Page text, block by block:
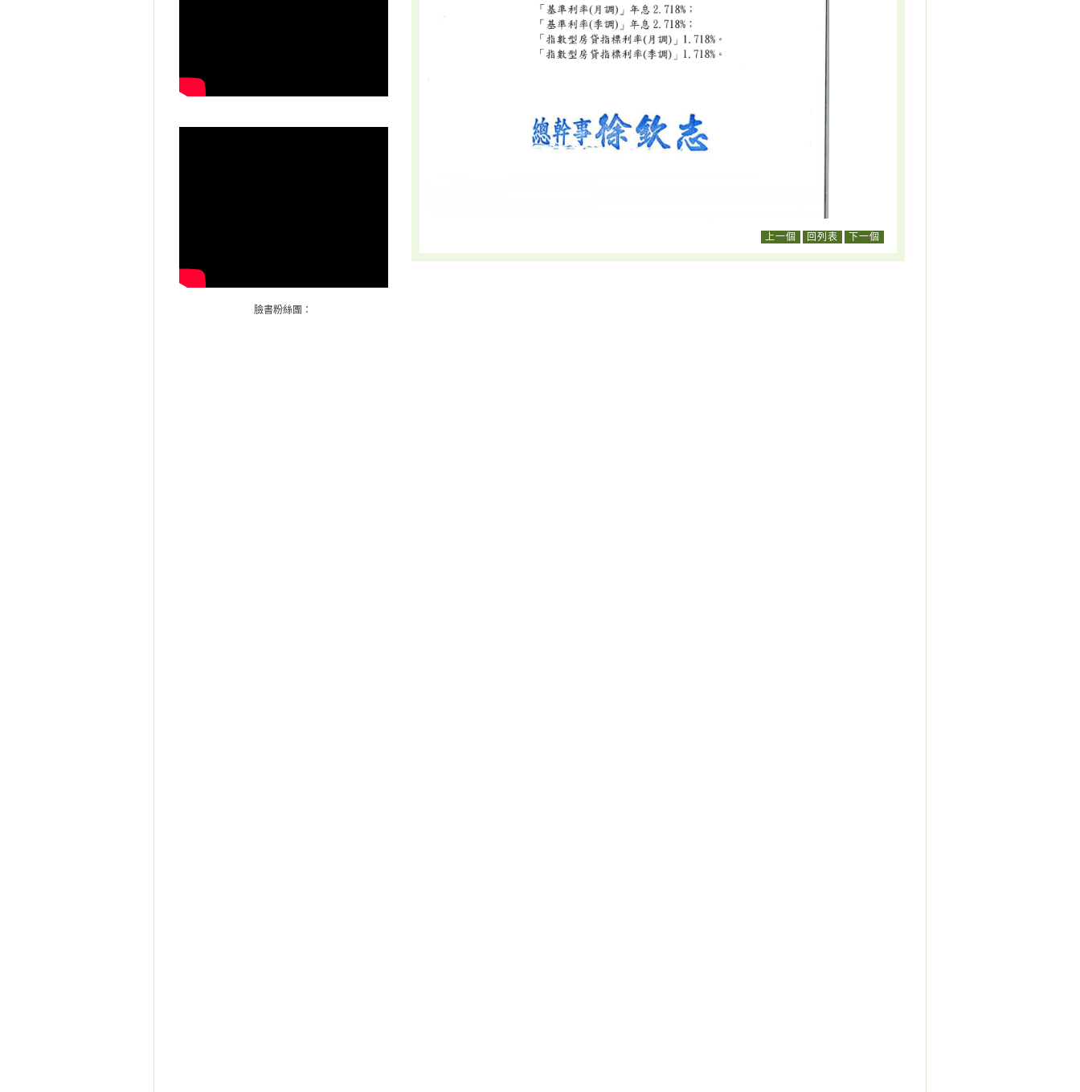
上一個 回列表 下一個
臉書粉絲團：